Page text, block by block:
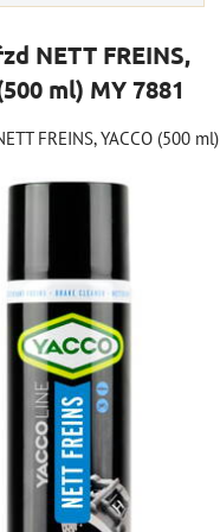
NETT FREINS,
ml) MY 7881
FREINS, YACCO (500 ml)